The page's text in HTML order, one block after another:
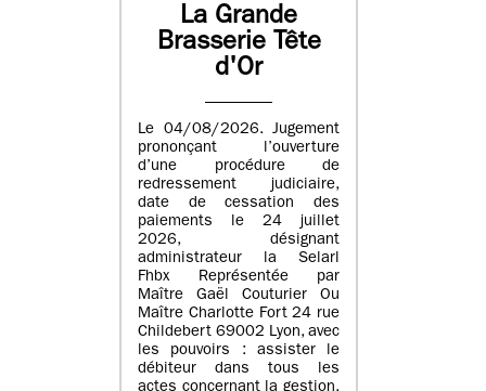
La Grande
Brasserie Tête
d'Or
Le 04/08/2026. Jugement
prononçant l’ouverture
d’une procédure de
redressement judiciaire,
date de cessation des
paiements le 24 juillet
2026, désignant
administrateur la Selarl
Fhbx Représentée par
Maître Gaël Couturier Ou
Maître Charlotte Fort 24 rue
Childebert 69002 Lyon, avec
les pouvoirs : assister le
débiteur dans tous les